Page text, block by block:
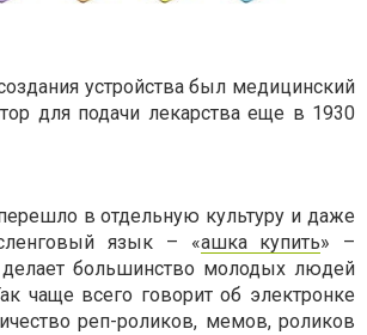
устройства был медицинский
для подачи лекарства еще в 1930
в отдельную культуру и даже
язык – «ашка купить» –
делает большинство молодых людей
чаще всего говорит об электронке
реп-роликов, мемов, роликов